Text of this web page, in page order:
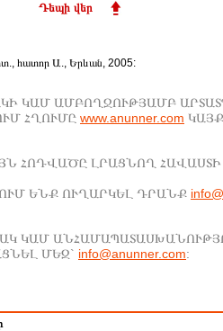
Դեպի վեր
հատոր Ա., Երևան, 2005:
ԿԱՄ ԱՄԲՈՂՋՈՒԹՅԱՄԲ
ՀՂՈՒՄԸ www.anunner.com
ՀՈԴՎԱԾԸ ԼՐԱՑՆՈՂ ՀԱՎԱՍՏԻ
ԵՆՔ ՈՒՂԱՐԿԵԼ ԴՐԱՆՔ
ԿԱՄ
ՄԵԶ` info@anunner.com: